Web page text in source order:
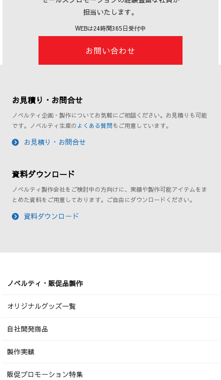
担当いたします。
WEBは24時間365日受付中
お問い合わせ
お見積り・お問合せ
ノベルティ企画・製作についてお気軽にご相談ください。お見積りも可能
です。ノベルティ生産の よくある質問もご用意しています。
お見積り・お問合せ
資料ダウンロード
ノベルティ製作会社をご検討中の方向けに、実績や製作可能アイテムをま
とめた資料をご用意しております。ご自由にダウンロードください。
資料ダウンロード
ノベルティ・販促品製作
オリジナルグッズ一覧
自社開発商品
製作実績
販促プロモーション特集